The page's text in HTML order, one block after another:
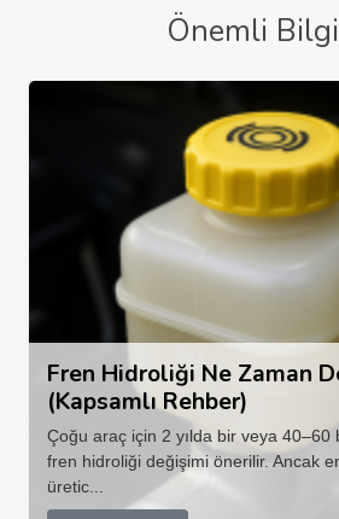
Önemli
Fren Hidroliği Ne Zaman
(Kapsamlı Rehber)
Çoğu araç için 2 yılda bir veya 40–60
fren hidroliği değişimi önerilir. Ancak
üretic...